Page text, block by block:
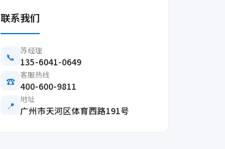
联系我们
📞 苏经理
135-6041-0649
☎️ 客服热线
400-600-9811
📍 地址
广州市天河区体育西路191号